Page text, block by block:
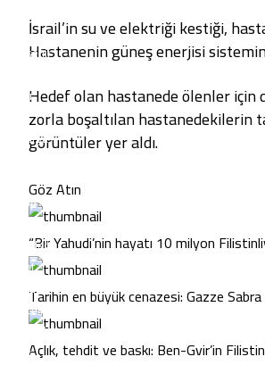
Nevşehir
Ordu
Sakarya
Sinop
Sivas
Tekirdağ
Tokat
Trabzon
Tunceli
Şanlıurfa
Uşak
İsrail’in su ve elektriği kestiği,
Hastanenin güneş enerjisi
Hedef olan hastanede ölenler için
zorla boşaltılan hastanedekilerin
görüntüler yer aldı.
Göz Atın
“Bir Yahudi’nin hayatı 10 milyon
Tarihin en büyük cenazesi: Gazze
Açlık, tehdit ve baskı: Ben-Gvir’in